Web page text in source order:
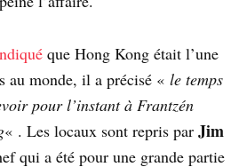
que Hong Kong était l’une
au monde, il a précisé « le temps
pour l’instant à Frantzén
« . Les locaux sont repris par Jim
qui a été pour une grande partie